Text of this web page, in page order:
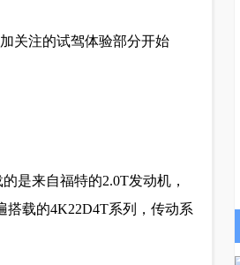
关注的试驾体验部分开始
来自福特的2.0T发动机，
搭载的4K22D4T系列，传动系